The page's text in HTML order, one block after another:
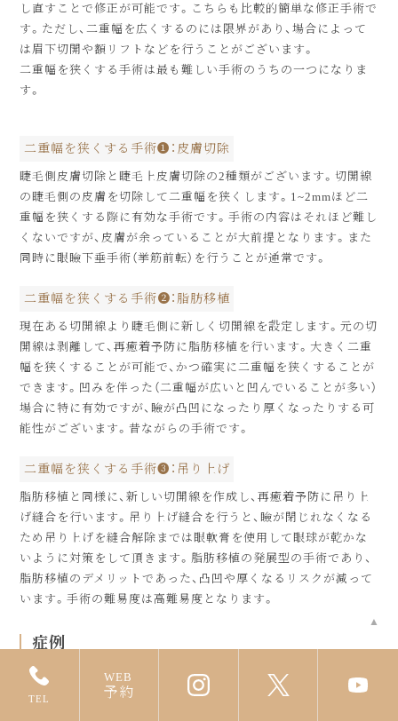
し直すことで修正が可能です。こちらも比較的簡単な修正手術で
す。ただし、二重幅を広くするのには限界があり、場合によって
は眉下切開や額リフトなどを行うことがございます。
二重幅を狭くする手術は最も難しい手術のうちの一つになりま
す。
二重幅を狭くする手術❶：皮膚切除
睫毛側皮膚切除と睫毛上皮膚切除の2種類がございます。切開線
の睫毛側の皮膚を切除して二重幅を狭くします。1~2mmほど二
重幅を狭くする際に有効な手術です。手術の内容はそれほど難し
くないですが、皮膚が余っていることが大前提となります。また
同時に眼瞼下垂手術（挙筋前転）を行うことが通常です。
二重幅を狭くする手術❷：脂肪移植
現在ある切開線より睫毛側に新しく切開線を設定します。元の切
開線は剥離して、再癒着予防に脂肪移植を行います。大きく二重
幅を狭くすることが可能で、かつ確実に二重幅を狭くすることが
できます。凹みを伴った（二重幅が広いと凹んでいることが多い）
場合に特に有効ですが、瞼が凸凹になったり厚くなったりする可
能性がございます。昔ながらの手術です。
二重幅を狭くする手術❸：吊り上げ
脂肪移植と同様に、新しい切開線を作成し、再癒着予防に吊り上
げ縫合を行います。吊り上げ縫合を行うと、瞼が閉じれなくなる
ため吊り上げを縫合解除までは眼軟膏を使用して眼球が乾かな
いように対策をして頂きます。脂肪移植の発展型の手術であり、
脂肪移植のデメリットであった、凸凹や厚くなるリスクが減って
います。手術の難易度は高難易度となります。
症例
二重幅が狭い
▲
TEL
WEB
予約